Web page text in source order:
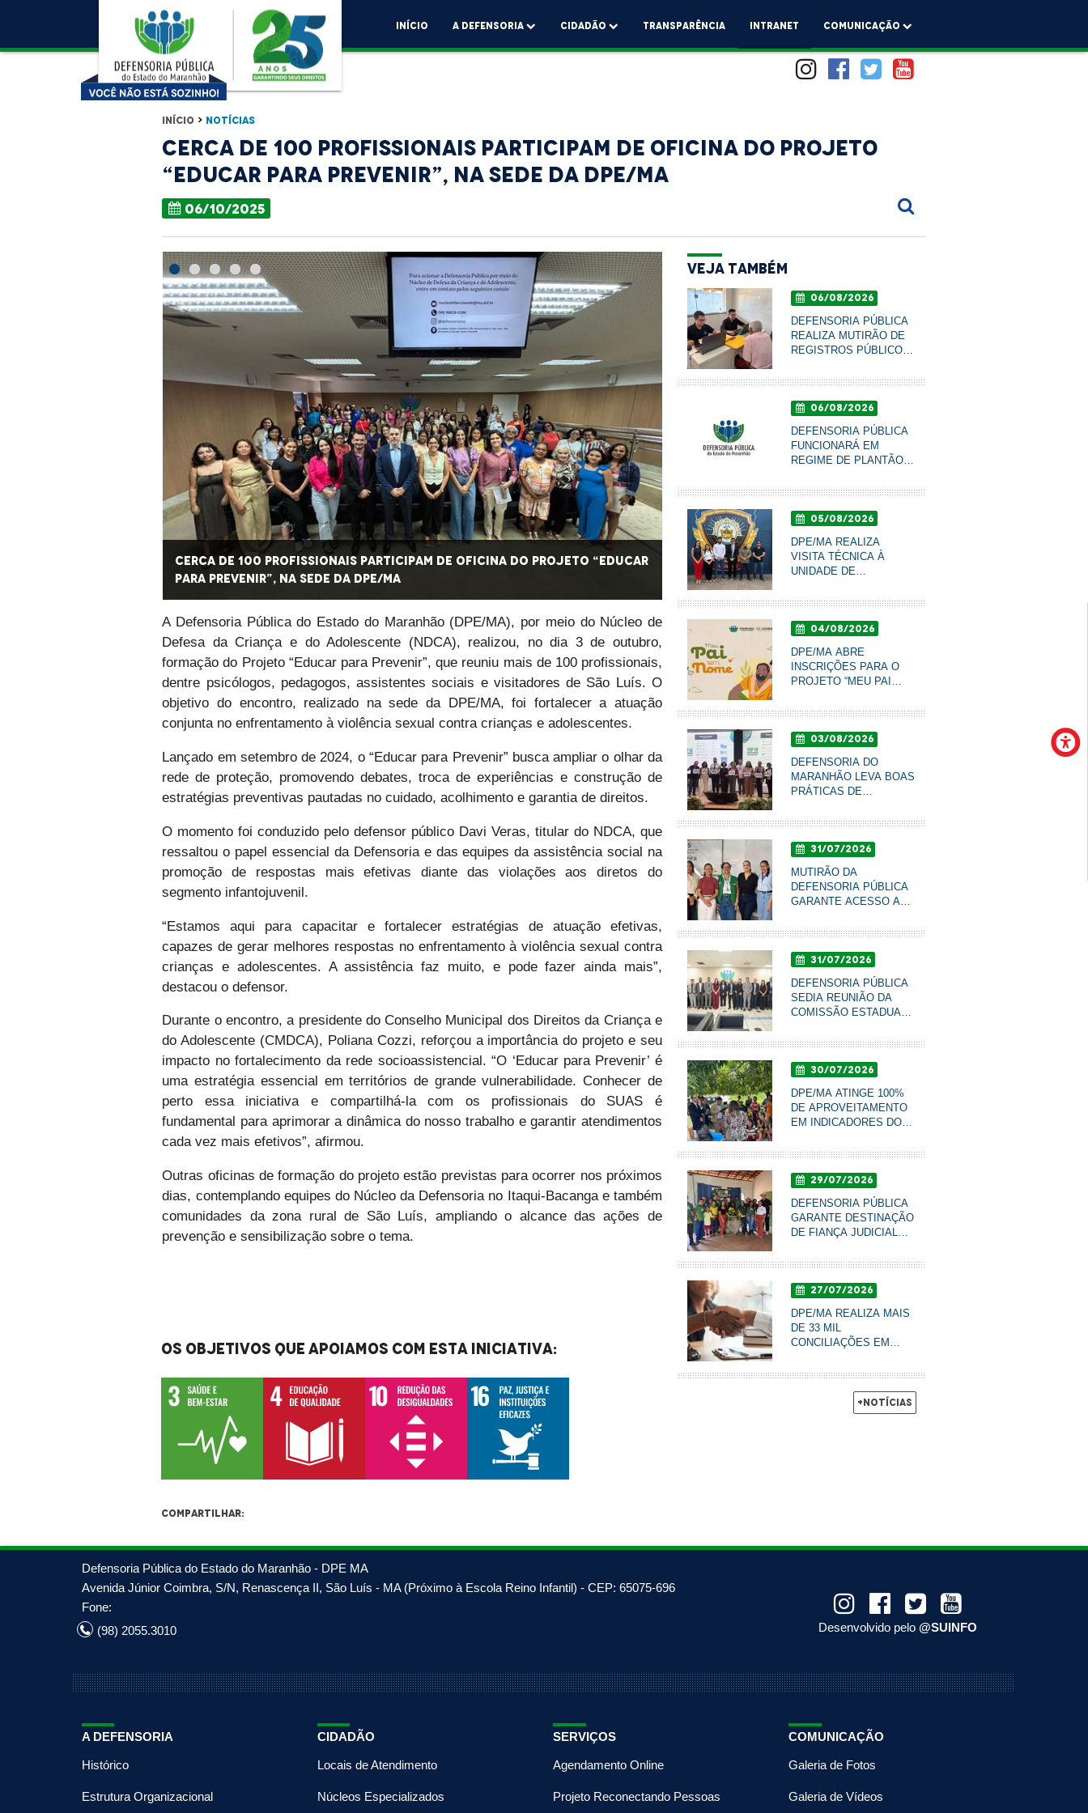
Início A Defensoria Cidadão Transparência Intranet comunicação
Início > Notícias
Cerca de 100 profissionais participam de oficina do Projeto
“Educar para Prevenir”, na sede da DPE/MA
06/10/2025
Cerca de 100 profissionais participam de oficina do Projeto “Educar
para Prevenir”, na sede da DPE/MA
Cerca de 100 profissionais participam de oficina do
para Prevenir”, na sede da DPE/MA
A Defensoria Pública do Estado do Maranhão (DPE/MA), por meio do Núcleo de
Defesa da Criança e do Adolescente (NDCA), realizou, no dia 3 de outubro,
formação do Projeto “Educar para Prevenir”, que reuniu mais de 100 profissionais,
dentre psicólogos, pedagogos, assistentes sociais e visitadores de São Luís. O
objetivo do encontro, realizado na sede da DPE/MA, foi fortalecer a atuação
conjunta no enfrentamento à violência sexual contra crianças e adolescentes.
Lançado em setembro de 2024, o “Educar para Prevenir” busca ampliar o olhar da
rede de proteção, promovendo debates, troca de experiências e construção de
estratégias preventivas pautadas no cuidado, acolhimento e garantia de direitos.
O momento foi conduzido pelo defensor público Davi Veras, titular do NDCA, que
ressaltou o papel essencial da Defensoria e das equipes da assistência social na
promoção de respostas mais efetivas diante das violações aos diretos do
segmento infantojuvenil.
“Estamos aqui para capacitar e fortalecer estratégias de atuação efetivas,
capazes de gerar melhores respostas no enfrentamento à violência sexual contra
crianças e adolescentes. A assistência faz muito, e pode fazer ainda mais”,
destacou o defensor.
Durante o encontro, a presidente do Conselho Municipal dos Direitos da Criança e
do Adolescente (CMDCA), Poliana Cozzi, reforçou a importância do projeto e seu
impacto no fortalecimento da rede socioassistencial. “O ‘Educar para Prevenir’ é
uma estratégia essencial em territórios de grande vulnerabilidade. Conhecer de
perto essa iniciativa e compartilhá-la com os profissionais do SUAS é
fundamental para aprimorar a dinâmica do nosso trabalho e garantir atendimentos
cada vez mais efetivos”, afirmou.
Outras oficinas de formação do projeto estão previstas para ocorrer nos próximos
dias, contemplando equipes do Núcleo da Defensoria no Itaqui-Bacanga e também
comunidades da zona rural de São Luís, ampliando o alcance das ações de
prevenção e sensibilização sobre o tema.
Os objetivos que apoiamos com esta iniciativa:
Compartilhar:
Veja Também
06/08/2026
DEFENSORIA PÚBLICA
REALIZA MUTIRÃO DE
REGISTROS PÚBLICOS
SÃO FRANCISCO DE
06/08/2026
DEFENSORIA PÚBLICA
FUNCIONARÁ EM
REGIME DE PLANTÃO
AGOSTO
05/08/2026
DPE/MA REALIZA
VISITA TÉCNICA À
UNIDADE DE
COROATÁ PARA
CONDIÇÕES DO
04/08/2026
DPE/MA ABRE
INSCRIÇÕES PARA O
PROJETO “MEU PAI
RECONHECIMENTO DE
GARANTIA DE DIREITOS
03/08/2026
DEFENSORIA DO
MARANHÃO LEVA BOAS
PRÁTICAS DE
CONBRASCOM E É
NACIONAL
31/07/2026
MUTIRÃO DA
DEFENSORIA PÚBLICA
GARANTE ACESSO A
RODA DE CONVERSA
AXÉ EM IMPERATRIZ
31/07/2026
DEFENSORIA PÚBLICA
SEDIA REUNIÃO DA
COMISSÃO ESTADUAL
VIOLÊNCIA NO CAMPO
30/07/2026
DPE/MA ATINGE 100%
DE APROVEITAMENTO
EM INDICADORES DO
DEMOCRACIA
29/07/2026
DEFENSORIA PÚBLICA
GARANTE DESTINAÇÃO
DE FIANÇA JUDICIAL
DE ESCOLA AGRÍCOLA
NORTE27/07/2026
DPE/MA REALIZA MAIS
DE 33 MIL
CONCILIAÇÕES EM
FORTALECE ACESSO À
+Notícias
Defensoria Pública do Estado do Maranhão - DPE MA
Avenida Júnior Coimbra, S/N, Renascença II, São Luís - MA (Próximo à Escola Reino Infantil) - CEP: 65075-696
Fone:
(98) 2055.3010
Desenvolvido pelo @SUINFO
A DEFENSORIA
Histórico
Estrutura Organizacional
CIDADÃO
Locais de Atendimento
Núcleos Especializados
SERVIÇOS
Agendamento Online
Projeto Reconectando Pessoas
COMUNICAÇÃO
Galeria de Fotos
Galeria de Vídeos